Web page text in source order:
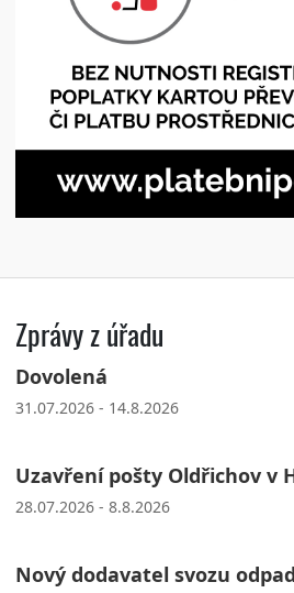
Zprávy z úřadu
Dovolená
31.07.2026 - 14.8.2026
Uzavření pošty Oldřichov v
28.07.2026 - 8.8.2026
Nový dodavatel svozu